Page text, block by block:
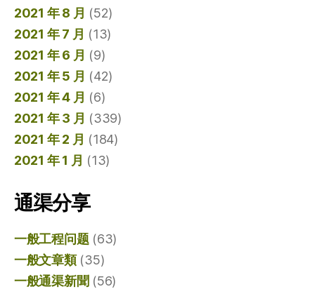
2021 年 8 月 (52)
2021 年 7 月 (13)
2021 年 6 月 (9)
2021 年 5 月 (42)
2021 年 4 月 (6)
2021 年 3 月 (339)
2021 年 2 月 (184)
2021 年 1 月 (13)
通渠分享
一般工程问题(63)
一般文章類(35)
一般通渠新聞 (56)